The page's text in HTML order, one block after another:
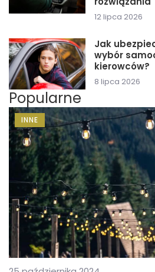
12 lipca 2026
Jak
wybór
kierowców?
8 lipca 2026
Popularne
INNE